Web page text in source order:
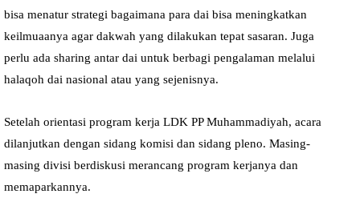
bisa menatur strategi bagaimana para dai bisa meningkatkan
keilmuaanya agar dakwah yang dilakukan tepat sasaran. Juga
perlu ada sharing antar dai untuk berbagi pengalaman melalui
halaqoh dai nasional atau yang sejenisnya.
Setelah orientasi program kerja LDK PP Muhammadiyah, acara
dilanjutkan dengan sidang komisi dan sidang pleno. Masing-
masing divisi berdiskusi merancang program kerjanya dan
memaparkannya.